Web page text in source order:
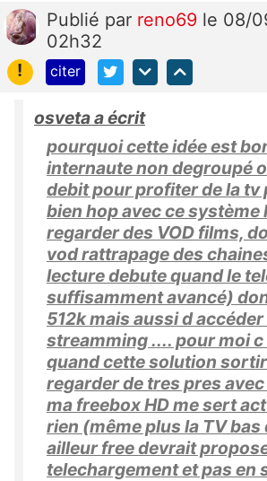
Publié par reno69 le 08/
02h32
!
citer
osveta a écrit
pourquoi cette idée est
internaute non degroupé
debit pour profiter de la tv
bien hop avec ce système
regarder des VOD films,
vod rattrapage des
lecture debute quand le
suffisamment avancé)
512k mais aussi d
streamming .... pour moi
quand cette solution
regarder de tres pres
ma freebox HD me sert
rien (même plus la TV
ailleur free devrait
telechargement et pas en